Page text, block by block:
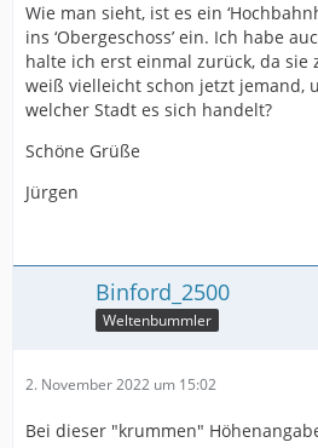
Wie man sieht, ist es ein
ins ‘Obergeschoss’ ein. Ich habe
halte ich erst einmal zurück, da sie
weiß vielleicht schon jetzt jemand,
welcher Stadt es sich handelt?
Schöne Grüße
Jürgen
Binford_2500
Weltenbummler
2. November 2022 um 15:02
Bei dieser "krummen"